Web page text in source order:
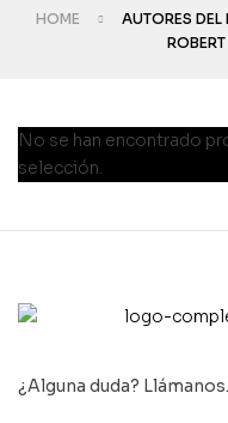
HOME AUTORES
No se han encontrado
selección.
¿Alguna duda?